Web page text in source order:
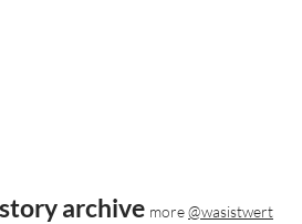
story archive more@wasistwert